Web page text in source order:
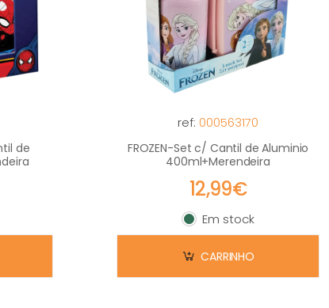
de
ref: 000563170
FROZEN-Set c/ Cantil de Aluminio
400ml+Merendeira
12,99€
Em stock
Em stock
CARRINHO